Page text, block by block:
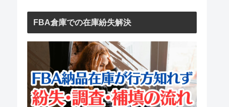
FBA倉庫での在庫紛失解決